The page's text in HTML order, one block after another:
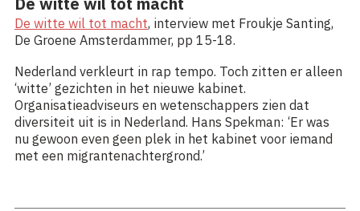
De witte wil tot macht, interview met Froukje Santing,
De Groene Amsterdammer, pp 15-18.
Nederland verkleurt in rap tempo. Toch zitten er alleen
‘witte’ gezichten in het nieuwe kabinet.
Organisatieadviseurs en wetenschappers zien dat
diversiteit uit is in Nederland. Hans Spekman: ‘Er was
nu gewoon even geen plek in het kabinet voor iemand
met een migrantenachtergrond.’